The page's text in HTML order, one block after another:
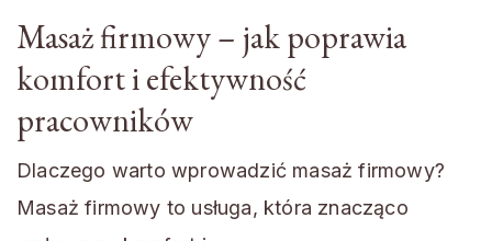
Masaż firmowy – jak poprawia
komfort i efektywność
pracowników
Dlaczego warto wprowadzić masaż firmowy?
Masaż firmowy to usługa, która znacząco